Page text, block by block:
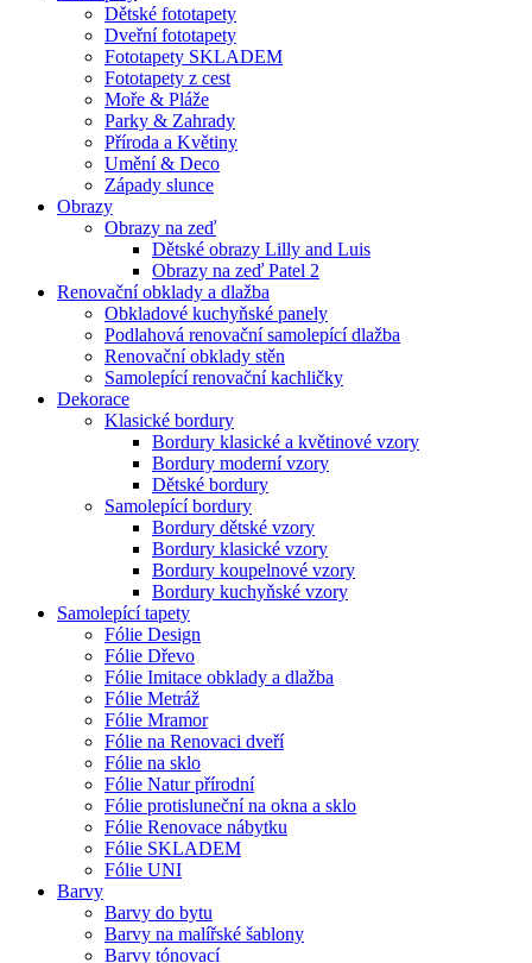
Dětské fototapety
Dveřní fototapety
Fototapety SKLADEM
Fototapety z cest
Moře & Pláže
Parky & Zahrady
Příroda a Květiny
Umění & Deco
Západy slunce
Obrazy
Obrazy na zeď
Dětské obrazy Lilly and Luis
Obrazy na zeď Patel 2
Renovační obklady a dlažba
Obkladové kuchyňské panely
Podlahová renovační samolepící dlažba
Renovační obklady stěn
Samolepící renovační kachličky
Dekorace
Klasické bordury
Bordury klasické a květinové vzory
Bordury moderní vzory
Dětské bordury
Samolepící bordury
Bordury dětské vzory
Bordury klasické vzory
Bordury koupelnové vzory
Bordury kuchyňské vzory
Samolepící tapety
Fólie Design
Fólie Dřevo
Fólie Imitace obklady a dlažba
Fólie Metráž
Fólie Mramor
Fólie na Renovaci dveří
Fólie na sklo
Fólie Natur přírodní
Fólie protisluneční na okna a sklo
Fólie Renovace nábytku
Fólie SKLADEM
Fólie UNI
Barvy
Barvy do bytu
Barvy na malířské šablony
Barvy tónovací